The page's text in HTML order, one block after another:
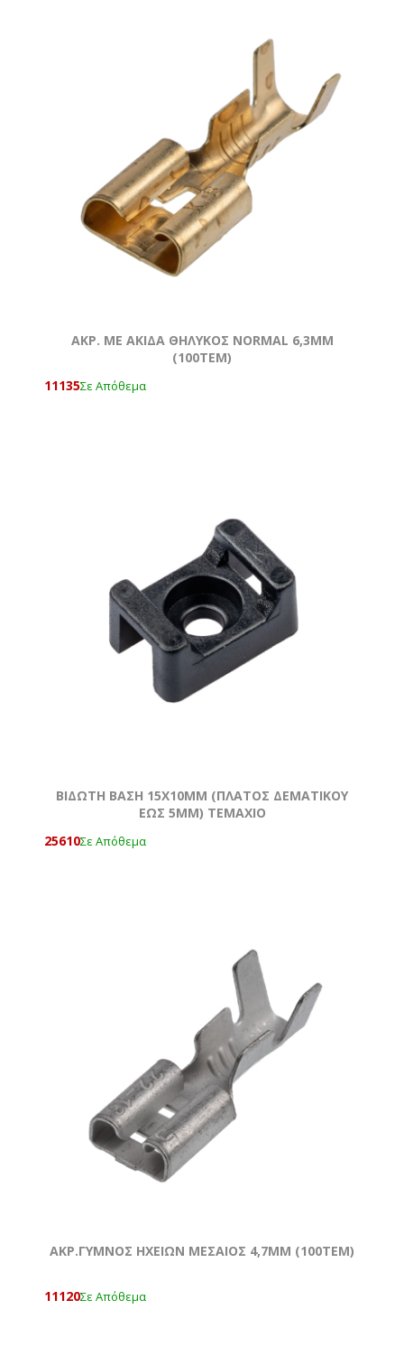
AKΡ. ΜΕ ΑΚΙΔΑ ΘΗΛΥΚΟΣ NORMAL 6,3ΜΜ
(100ΤΕΜ)
11135Σε Απόθεμα
ΒΙΔΩΤΗ ΒΑΣΗ 15Χ10MM (ΠΛΑΤΟΣ ΔΕΜΑΤΙΚΟΥ
ΕΩΣ 5MM) ΤΕΜΆΧΙΟ
25610Σε Απόθεμα
ΑΚΡ.ΓΥΜΝΟΣ ΗΧΕΙΩΝ ΜΕΣΑΙΟΣ 4,7ΜΜ (100ΤΕΜ)
11120Σε Απόθεμα